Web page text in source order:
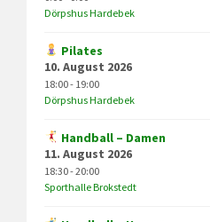
Dörpshus Hardebek
Pilates
10. August 2026
18:00 - 19:00
Dörpshus Hardebek
Handball – Damen
11. August 2026
18:30 - 20:00
Sporthalle Brokstedt